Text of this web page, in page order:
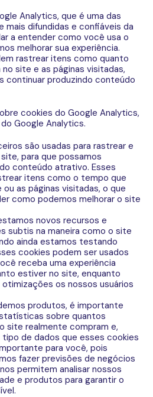
Analytics, que é uma das
mais difundidas e confiáveis ​​da
a entender como você usa o
melhorar sua experiência.
rastrear itens como quanto
site e as páginas visitadas,
continuar produzindo conteúdo
cookies do Google Analytics,
Google Analytics.
são usadas para rastrear e
para que possamos
conteúdo atrativo. Esses
itens como o tempo que
as páginas visitadas, o que
como podemos melhorar o site
novos recursos e
subtis na maneira como o site
ainda estamos testando
cookies podem ser usados
receba uma experiência
estiver no site, enquanto
os nossos usuários
produtos, é importante
sobre quantos
site realmente compram e,
de dados que esses cookies
para você, pois
fazer previsões de negócios
permitem analisar nossos
e produtos para garantir o